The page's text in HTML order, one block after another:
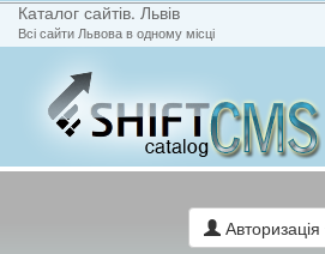
Каталог сайтів. Львів
Всі сайти Львова в одному місці
Авторизація